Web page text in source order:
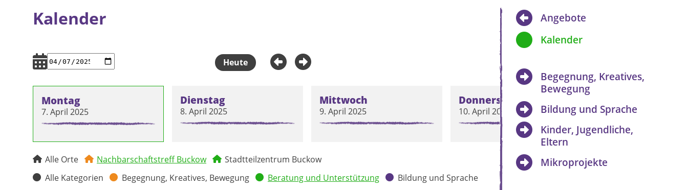
Kalender
Montag
7. April 2025
Dienstag
8. April 2025
Mittwoch
9. April 2025
Donnerstag
10. April 2025 11. April 2025
Alle Orte Nachbarschaftstreff Buckow
Stadtteilzentrum Buckow
Alle Kategorien
Begegnung, Kreatives, Bewegung Beratung und Unterstützung
Bildung und Sprache
Heute
Angebote
Kalender
Begegnung, Kreatives,
Bewegung
Bildung und Sprache
Kinder, Jugendliche,
Eltern
Mikroprojekte